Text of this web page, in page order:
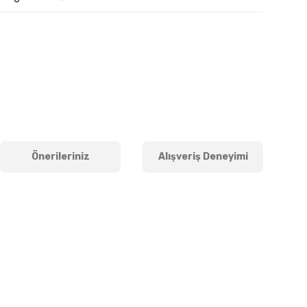
Önerileriniz Alışveriş Deneyimi